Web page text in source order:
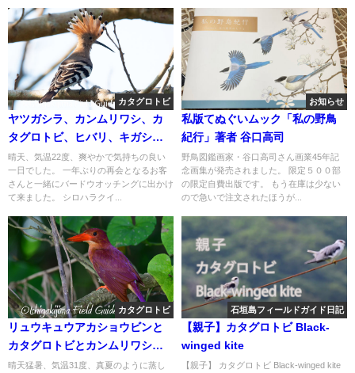
カタグロトビ
ヤツガシラ、カンムリワシ、カ
タグロトビ、ヒバリ、キガシラ
セキレイ等など盛り沢山！！バ
ードウオッチングガイド。
晴天、気温22度、爽やかで気持ちの良い
一日でした。 一年ぶりの再会となるお客
さんと一緒にバードウオッチングに出かけ
て来ました。 シロハラクイ...
お知らせ
私版てぬぐいムック「私の野鳥
紀行」著者 谷口高司
野鳥図鑑画家・谷口高司さん画業45年記
念画集が発売されました。 限定５００部
の限定自費出版です。 もう在庫は少ない
ので急いで注文されたほうが...
カタグロトビ
リュウキュウアカショウビンと
カタグロトビとカンムリワシな
ど盛り沢山のバードウオッチン
晴天猛暑、気温31度、真夏のように蒸し
石垣島フィールドガイド日記
【親子】カタグロトビ Black-
winged kite
【親子】 カタグロトビ Black-winged kite